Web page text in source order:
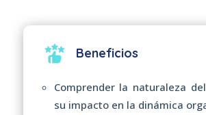
Beneficios
Comprender la naturaleza
su impacto en la dinámica